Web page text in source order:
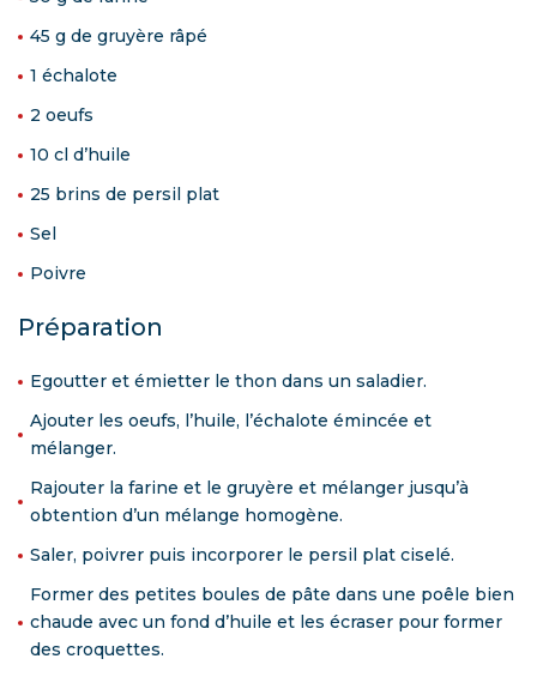
45 g de gruyère râpé
1 échalote
2 oeufs
10 cl d’huile
25 brins de persil plat
Sel
Poivre
Préparation
Egoutter et émietter le thon dans un saladier.
Ajouter les oeufs, l’huile, l’échalote émincée et
mélanger.
Rajouter la farine et le gruyère et mélanger jusqu’à
obtention d’un mélange homogène.
Saler, poivrer puis incorporer le persil plat ciselé.
Former des petites boules de pâte dans une poêle bien
chaude avec un fond d’huile et les écraser pour former
des croquettes.